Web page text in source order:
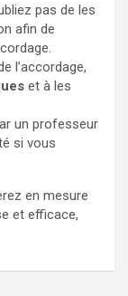
pas de les
afin de
l’accordage,
et à les
un professeur
si vous
en mesure
et efficace,